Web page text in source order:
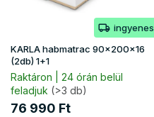
ingyenes
KARLA habmatrac 90x200x16
(2db) 1+1
Raktáron | 24 órán belül
feladjuk (>3 db)
76 990 Ft